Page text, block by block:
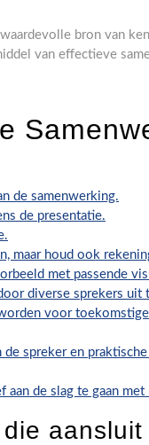
bron van
van effectieve
de samenwerking.
de presentatie.
maar houd ook
met passende
diverse sprekers uit
voor
spreker en
aan de slag te gaan